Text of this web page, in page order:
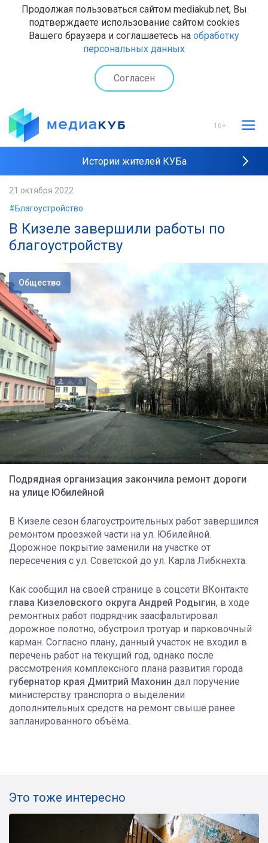
Продолжая пользоваться сайтом mediakub.net, Вы
подтверждаете использование сайтом cookies
Вашего браузера и соглашаетесь на обработку
персональных данных
Согласен
16+
Истории жителей КУБа
21 октября 2022
#Благоустройство
В Кизеле завершили работы по
благоустройству
Общество
Подрядная организация закончила ремонт дороги
на улице Юбилейной
В Кизеле сезон благоустроительных работ завершился
ремонтом проезжей части на ул. Юбилейной.
Дорожное покрытие заменили на участке от
пересечения с ул. Советской до ул. Карла Либкнехта.
Как сообщил на своей странице в соцсети ВКонтакте
глава Кизеловского округа Андрей Родыгин, в ходе
ремонтных работ подрядчик заасфальтировал
дорожное полотно, обустроил тротуар и парковочный
карман. Согласно плану, данный участок не входил в
перечень работ на текущий год, однако после
рассмотрения комплексного плана развития города
губернатор края Дмитрий Махонин дал поручение
министерству транспорта о выделении
дополнительных средств на ремонт свыше ранее
запланированного объёма.
Это тоже интересно